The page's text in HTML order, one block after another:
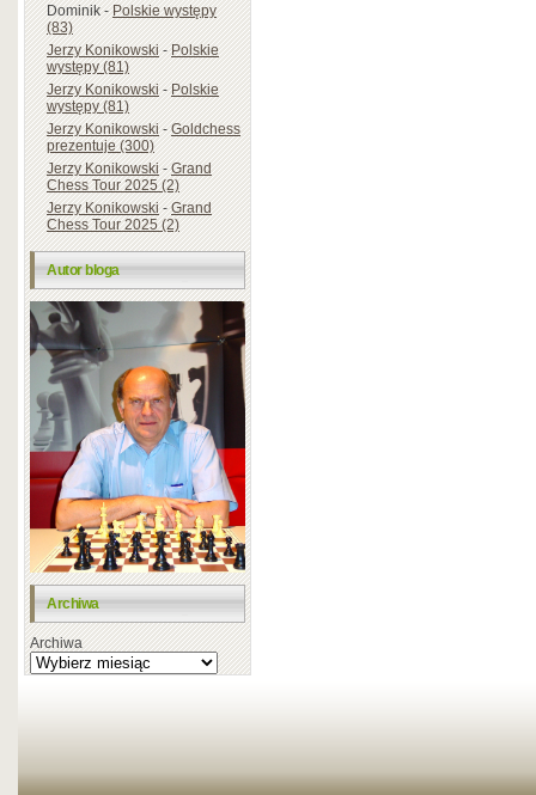
Dominik-Polskie występy
(83)
Jerzy Konikowski-Polskie
występy (81)
Jerzy Konikowski-Polskie
występy (81)
Jerzy Konikowski-Goldchess
prezentuje (300)
Jerzy Konikowski-Grand
Chess Tour 2025 (2)
Jerzy Konikowski-Grand
Chess Tour 2025 (2)
Autor bloga
Archiwa
Archiwa